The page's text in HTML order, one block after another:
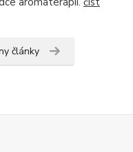
články